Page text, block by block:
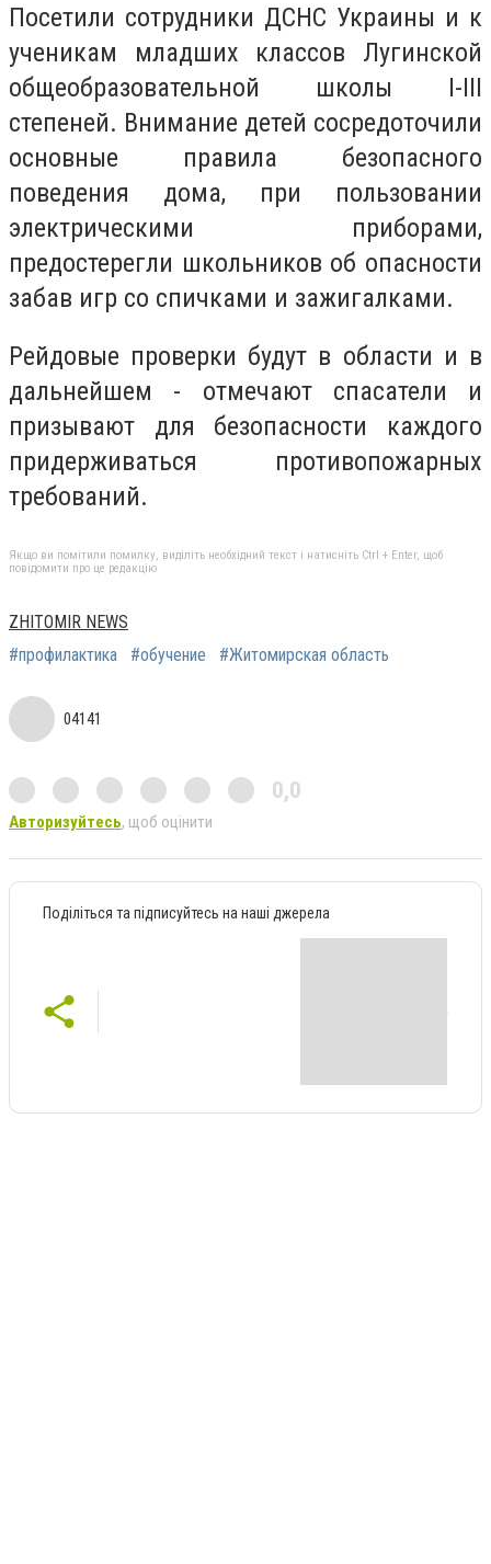
Посетили сотрудники ДСНС Украины и к
ученикам младших классов Лугинской
общеобразовательной школы I-III
степеней. Внимание детей сосредоточили
основные правила безопасного
поведения дома, при пользовании
электрическими приборами,
предостерегли школьников об опасности
забав игр со спичками и зажигалками.
Рейдовые проверки будут в области и в
дальнейшем - отмечают спасатели и
призывают для безопасности каждого
придерживаться противопожарных
требований.
Якщо ви помітили помилку, виділіть необхідний текст і натисніть Ctrl + Enter, щоб
повідомити про це редакцію
ZHITOMIR NEWS
#профилактика
#обучение #Житомирская область
04141
0,0
Авторизуйтесь, щоб оцінити
Поділіться та підписуйтесь на наші джерела